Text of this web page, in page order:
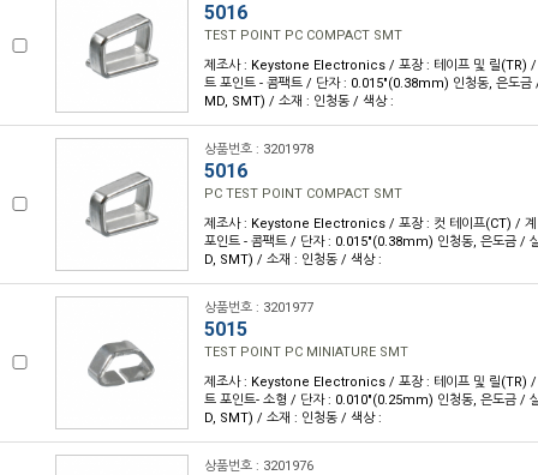
5016
TEST POINT PC COMPACT SMT
제조사 : Keystone Electronics / 포장 : 테이프 및 릴(TR) /
트 포인트 - 콤팩트 / 단자 : 0.015"(0.38mm) 인청동, 은도금
MD, SMT) / 소재 : 인청동 / 색상 :
상품번호 : 3201978
5016
PC TEST POINT COMPACT SMT
제조사 : Keystone Electronics / 포장 : 컷 테이프(CT) / 계
포인트 - 콤팩트 / 단자 : 0.015"(0.38mm) 인청동, 은도금 /
D, SMT) / 소재 : 인청동 / 색상 :
상품번호 : 3201977
5015
TEST POINT PC MINIATURE SMT
제조사 : Keystone Electronics / 포장 : 테이프 및 릴(TR) /
트 포인트- 소형 / 단자 : 0.010"(0.25mm) 인청동, 은도금 /
D, SMT) / 소재 : 인청동 / 색상 :
상품번호 : 3201976